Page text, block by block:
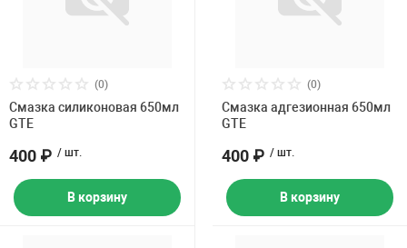
(0)
Смазка силиконовая 650мл
GTE
400 ₽ / шт.
В корзину
(0)
Смазка адгезионная 650мл
GTE
400 ₽ / шт.
В корзину